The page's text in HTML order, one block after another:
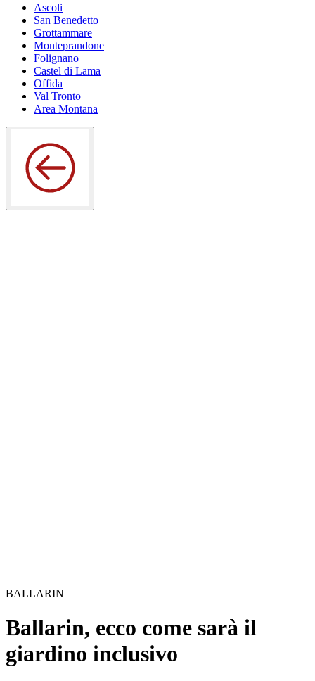
Ascoli
San Benedetto
Grottammare
Monteprandone
Folignano
Castel di Lama
Offida
Val Tronto
Area Montana
BALLARIN
Ballarin, ecco come sarà il
giardino inclusivo